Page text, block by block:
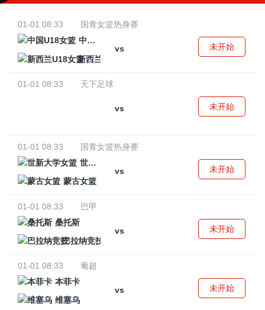
01-01 08:33
国青女篮热身赛
中国U18女篮
vs
新西兰U18女篮
未开始
01-01 08:33 天下足球
vs 未开始
01-01 08:33
国青女篮热身赛
世新大学女篮
vs
蒙古女篮
未开始
01-01 08:33
巴甲
桑托斯
vs
巴拉纳竞技
未开始
01-01 08:33
葡超
本菲卡
vs
维塞乌
未开始